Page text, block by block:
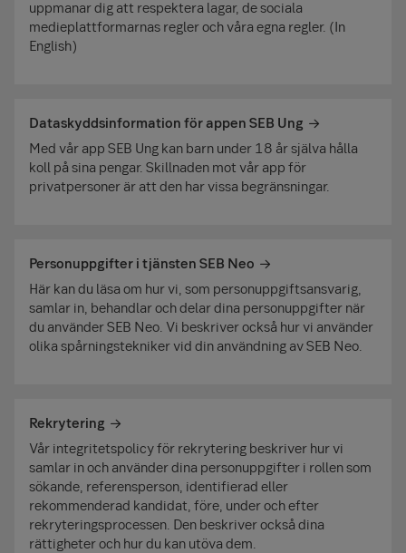
uppmanar dig att respektera lagar, de sociala
medieplattformarnas regler och våra egna regler. (In
English)
Dataskyddsinformation för appen SEB Ung
Med vår app SEB Ung kan barn under 18 år själva hålla
koll på sina pengar. Skillnaden mot vår app för
privatpersoner är att den har vissa begränsningar.
Personuppgifter i tjänsten SEB Neo
Här kan du läsa om hur vi, som person­uppgifts­ansvarig,
samlar in, behandlar och delar dina person­uppgifter när
du använder SEB Neo. Vi beskriver också hur vi använder
olika spårningstekniker vid din användning av SEB Neo.
Rekrytering
Vår integritetspolicy för rekrytering beskriver hur vi
samlar in och använder dina personuppgifter i rollen som
sökande, referensperson, identifierad eller
rekommenderad kandidat, före, under och efter
rekryteringsprocessen. Den beskriver också dina
rättigheter och hur du kan utöva dem.